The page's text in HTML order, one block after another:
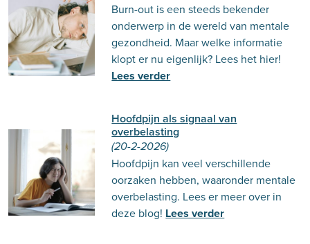
Burn-out is een steeds bekender
onderwerp in de wereld van mentale
gezondheid. Maar welke informatie
klopt er nu eigenlijk? Lees het hier!
Lees verder
Hoofdpijn als signaal van
overbelasting
(20-2-2026)
Hoofdpijn kan veel verschillende
oorzaken hebben, waaronder mentale
overbelasting. Lees er meer over in
deze blog! Lees verder